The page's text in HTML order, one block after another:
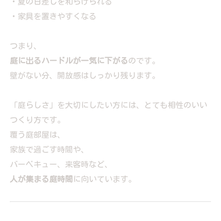
・家具を置きやすくなる
つまり、
庭に出るハードルが一気に下がるのです。
壁がない分、開放感はしっかり残ります。
「庭らしさ」を大切にしたい方には、とても相性のいい
つくり方です。
覆う庭部屋は、
家族で過ごす時間や、
バーベキュー、来客時など、
人が集まる庭時間 に向いています。